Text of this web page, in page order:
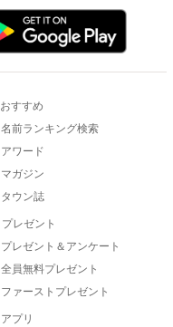
おすすめ
名前ランキング検索
アワード
マガジン
タウン誌
プレゼント
プレゼント＆アンケート
全員無料プレゼント
ファーストプレゼント
アプリ